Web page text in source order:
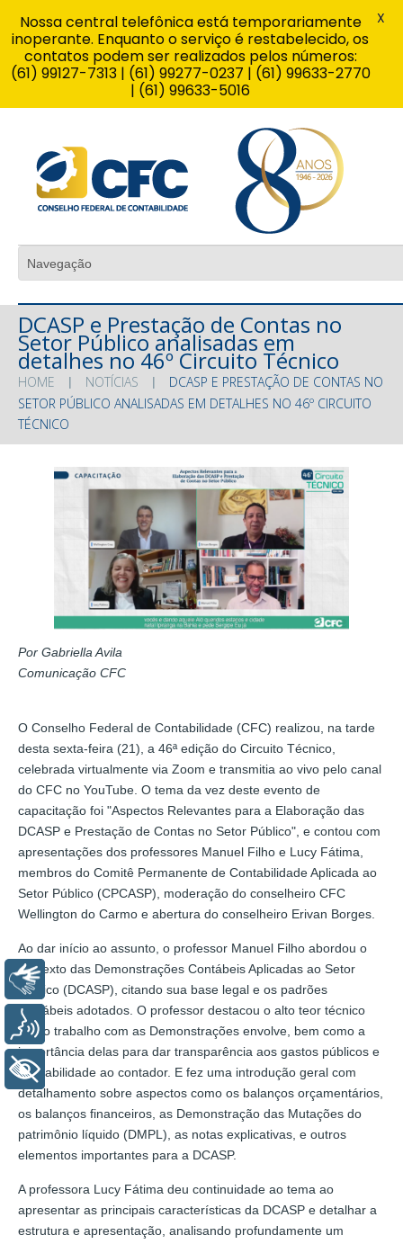
DCASP e Prestação de Contas no
Setor Público analisadas em
detalhes no 46º Circuito Técnico
HOME NOTÍCIAS
DCASP E PRESTAÇÃO DE CONTAS NO
SETOR PÚBLICO ANALISADAS EM DETALHES NO 46º CIRCUITO
TÉCNICO
Por Gabriella Avila
Comunicação CFC
O Conselho Federal de Contabilidade (CFC) realizou, na tarde
desta sexta-feira (21), a 46ª edição do Circuito Técnico,
celebrada virtualmente via Zoom e transmitia ao vivo pelo canal
do CFC no YouTube. O tema da vez deste evento de
capacitação foi "Aspectos Relevantes para a Elaboração das
DCASP e Prestação de Contas no Setor Público", e contou com
apresentações dos professores Manuel Filho e Lucy Fátima,
membros do Comitê Permanente de Contabilidade Aplicada ao
Setor Público (CPCASP), moderação do conselheiro CFC
Wellington do Carmo e abertura do conselheiro Erivan Borges.
Ao dar início ao assunto, o professor Manuel Filho abordou o
contexto das Demonstrações Contábeis Aplicadas ao Setor
Público (DCASP), citando sua base legal e os padrões
contábeis adotados. O professor destacou o alto teor técnico
que o trabalho com as Demonstrações envolve, bem como a
importância delas para dar transparência aos gastos públicos e
confiabilidade ao contador. E fez uma introdução geral com
detalhamento sobre aspectos como os balanços orçamentários,
os balanços financeiros, as Demonstração das Mutações do
patrimônio líquido (DMPL), as notas explicativas, e outros
elementos importantes para a DCASP.
A professora Lucy Fátima deu continuidade ao tema ao
apresentar as principais características da DCASP e detalhar a
estrutura e apresentação, analisando profundamente um
Nossa central telefônica está temporariamente
inoperante. Enquanto o serviço é restabelecido, os
contatos podem ser realizados pelos números:
(61) 99127-7313 | (61) 99277-0237 | (61) 99633-2770
| (61) 99633-5016
X
Voz
+ Acessibilidade